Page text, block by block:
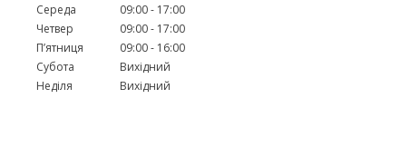
Середа
09:00
17:00
Четвер
09:00
17:00
Пʼятниця
09:00
16:00
Субота
Вихідний
Неділя
Вихідний